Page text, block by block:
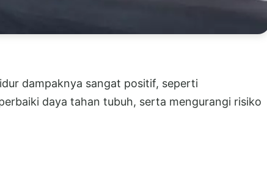
dampaknya sangat positif, seperti
daya tahan tubuh, serta mengurangi risiko